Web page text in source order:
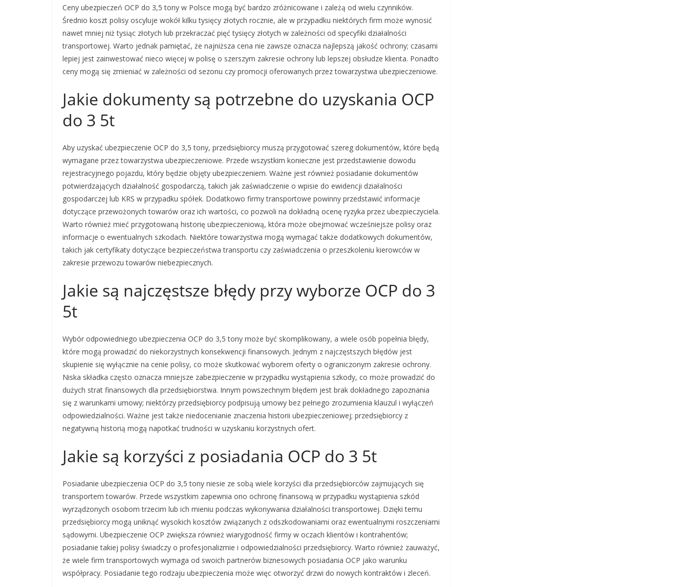
Ceny ubezpieczeń OCP do 3,5 tony w Polsce mogą być bardzo zróżnicowane i zależą od wielu czynników.
Średnio koszt polisy oscyluje wokół kilku tysięcy złotych rocznie, ale w przypadku niektórych firm może wynosić
nawet mniej niż tysiąc złotych lub przekraczać pięć tysięcy złotych w zależności od specyfiki działalności
transportowej. Warto jednak pamiętać, że najniższa cena nie zawsze oznacza najlepszą jakość ochrony; czasami
lepiej jest zainwestować nieco więcej w polisę o szerszym zakresie ochrony lub lepszej obsłudze klienta. Ponadto
ceny mogą się zmieniać w zależności od sezonu czy promocji oferowanych przez towarzystwa ubezpieczeniowe.
Jakie dokumenty są potrzebne do uzyskania OCP
do 3 5t
Aby uzyskać ubezpieczenie OCP do 3,5 tony, przedsiębiorcy muszą przygotować szereg dokumentów, które będą
wymagane przez towarzystwa ubezpieczeniowe. Przede wszystkim konieczne jest przedstawienie dowodu
rejestracyjnego pojazdu, który będzie objęty ubezpieczeniem. Ważne jest również posiadanie dokumentów
potwierdzających działalność gospodarczą, takich jak zaświadczenie o wpisie do ewidencji działalności
gospodarczej lub KRS w przypadku spółek. Dodatkowo firmy transportowe powinny przedstawić informacje
dotyczące przewożonych towarów oraz ich wartości, co pozwoli na dokładną ocenę ryzyka przez ubezpieczyciela.
Warto również mieć przygotowaną historię ubezpieczeniową, która może obejmować wcześniejsze polisy oraz
informacje o ewentualnych szkodach. Niektóre towarzystwa mogą wymagać także dodatkowych dokumentów,
takich jak certyfikaty dotyczące bezpieczeństwa transportu czy zaświadczenia o przeszkoleniu kierowców w
zakresie przewozu towarów niebezpiecznych.
Jakie są najczęstsze błędy przy wyborze OCP do 3
5t
Wybór odpowiedniego ubezpieczenia OCP do 3,5 tony może być skomplikowany, a wiele osób popełnia błędy,
które mogą prowadzić do niekorzystnych konsekwencji finansowych. Jednym z najczęstszych błędów jest
skupienie się wyłącznie na cenie polisy, co może skutkować wyborem oferty o ograniczonym zakresie ochrony.
Niska składka często oznacza mniejsze zabezpieczenie w przypadku wystąpienia szkody, co może prowadzić do
dużych strat finansowych dla przedsiębiorstwa. Innym powszechnym błędem jest brak dokładnego zapoznania
się z warunkami umowy; niektórzy przedsiębiorcy podpisują umowy bez pełnego zrozumienia klauzul i wyłączeń
odpowiedzialności. Ważne jest także niedocenianie znaczenia historii ubezpieczeniowej; przedsiębiorcy z
negatywną historią mogą napotkać trudności w uzyskaniu korzystnych ofert.
Jakie są korzyści z posiadania OCP do 3 5t
Posiadanie ubezpieczenia OCP do 3,5 tony niesie ze sobą wiele korzyści dla przedsiębiorców zajmujących się
transportem towarów. Przede wszystkim zapewnia ono ochronę finansową w przypadku wystąpienia szkód
wyrządzonych osobom trzecim lub ich mieniu podczas wykonywania działalności transportowej. Dzięki temu
przedsiębiorcy mogą uniknąć wysokich kosztów związanych z odszkodowaniami oraz ewentualnymi roszczeniami
sądowymi. Ubezpieczenie OCP zwiększa również wiarygodność firmy w oczach klientów i kontrahentów;
posiadanie takiej polisy świadczy o profesjonalizmie i odpowiedzialności przedsiębiorcy. Warto również zauważyć,
że wiele firm transportowych wymaga od swoich partnerów biznesowych posiadania OCP jako warunku
współpracy. Posiadanie tego rodzaju ubezpieczenia może więc otworzyć drzwi do nowych kontraktów i zleceń.